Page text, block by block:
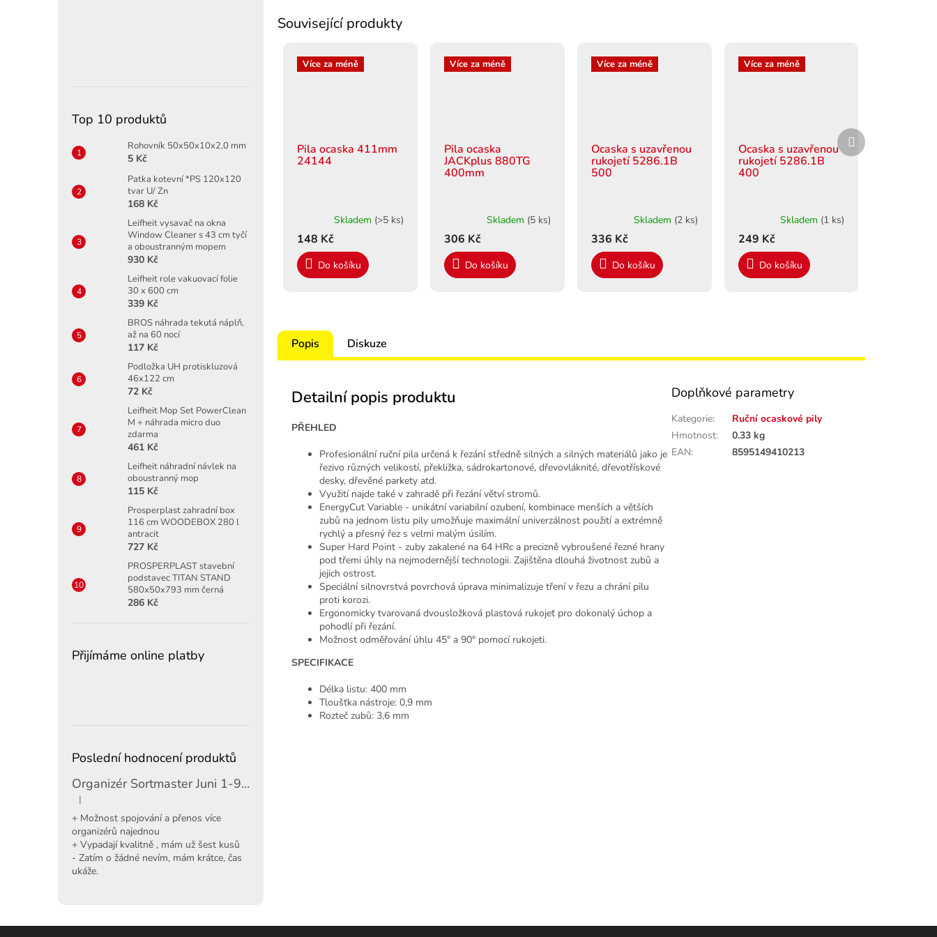
Top 10 produktů
Rohovník 50x50x10x2,0 mm
5 Kč
Patka kotevní *PS 120x120
tvar U/ Zn
168 Kč
Leifheit vysavač na okna
Window Cleaner s 43 cm tyčí
a oboustranným mopem
930 Kč
Leifheit role vakuovací folie
30 x 600 cm
339 Kč
BROS náhrada tekutá náplň,
až na 60 nocí
117 Kč
Podložka UH protiskluzová
46x122 cm
72 Kč
Leifheit Mop Set PowerClean
M + náhrada micro duo
zdarma
461 Kč
Leifheit náhradní návlek na
oboustranný mop
115 Kč
Prosperplast zahradní box
116 cm WOODEBOX 280 l
antracit
727 Kč
PROSPERPLAST stavební
podstavec TITAN STAND
580x50x793 mm černá
286 Kč
Přijímáme online platby
Poslední hodnocení produktů
Organizér Sortmaster Juni 1-97-483
Hodnocení produktu je 5 z 5 hvězdiček.
|
+ Možnost spojování a přenos více
organizérů najednou
+ Vypadají kvalitně , mám už šest kusů
- Zatím o žádné nevím, mám krátce, čas
ukáže.
Související produkty
Více za méně
Pila ocaska 411mm
24144
Skladem (>5 ks)
148 Kč
Do košíku
Více za méně
Pila ocaska
JACKplus 880TG
400mm
Skladem (5 ks)
306 Kč
Do košíku
Více za méně
Ocaska s uzavřenou
rukojetí 5286.1B
500
Skladem (2 ks)
336 Kč
Do košíku
Více za méně
Ocaska s uzavřenou
rukojetí 5286.1B
400
Skladem (1 ks)
249 Kč
Do košíku
Další
produkt
Popis Diskuze
Detailní popis produktu
PŘEHLED
Profesionální ruční pila určená k řezání středně silných a silných materiálů jako je
řezivo různých velikostí, překližka, sádrokartonové, dřevovláknité, dřevotřískové
desky, dřevěné parkety atd.
Využití najde také v zahradě při řezání větví stromů.
EnergyCut Variable - unikátní variabilní ozubení, kombinace menších a větších
zubů na jednom listu pily umožňuje maximální univerzálnost použití a extrémně
rychlý a přesný řez s velmi malým úsilím.
Super Hard Point - zuby zakalené na 64 HRc a precizně vybroušené řezné hrany
pod třemi úhly na nejmodernější technologii. Zajištěna dlouhá životnost zubů a
jejich ostrost.
Speciální silnovrstvá povrchová úprava minimalizuje tření v řezu a chrání pilu
proti korozi.
Ergonomicky tvarovaná dvousložková plastová rukojeť pro dokonalý úchop a
pohodlí při řezání.
Možnost odměřování úhlu 45° a 90° pomocí rukojeti.
SPECIFIKACE
Délka listu: 400 mm
Tloušťka nástroje: 0,9 mm
Rozteč zubů: 3,6 mm
Doplňkové parametry
Kategorie:
Ruční ocaskové pily
Hmotnost:
0.33 kg
EAN: 8595149410213
Z